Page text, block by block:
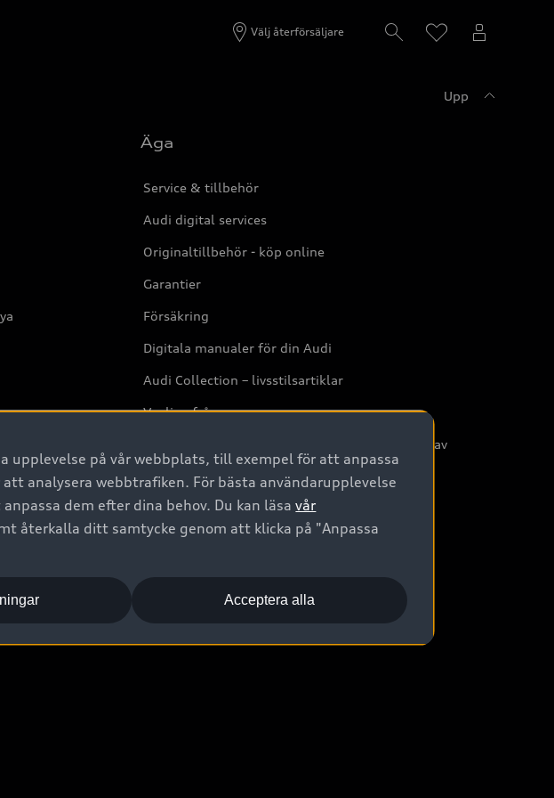
Välj återförsäljare
Upp
Äga
Service & tillbehör
Audi digital services
Originaltillbehör - köp online
Garantier
Försäkring
Digitala manualer för din Audi
Audi Collection – livsstilsartiklar
Vanliga frågor
2G/3G nätet stängs ned - Hur påverkas min bil av
detta?
upplevelse på vår webbplats, till exempel för att anpassa
analysera webbtrafiken. För bästa användarupplevelse
dem efter dina behov. Du kan läsavår
återkalla ditt samtycke genom att klicka på "Anpassa
Acceptera alla